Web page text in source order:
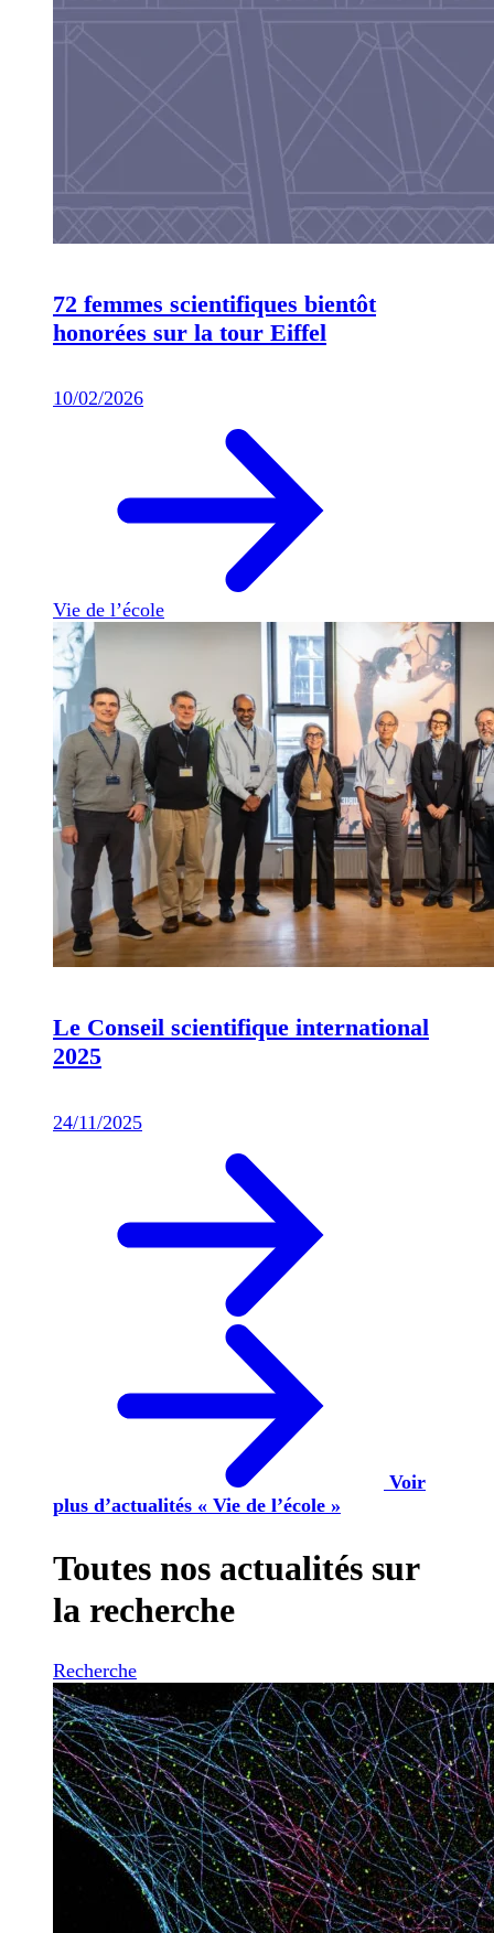
72 femmes scientifiques bientôt
honorées sur la tour Eiffel
10/02/2026
Vie de l’école
Le Conseil scientifique international
2025
24/11/2025
Voir
plus d’actualités « Vie de l’école »
Toutes nos actualités sur
la recherche
Recherche